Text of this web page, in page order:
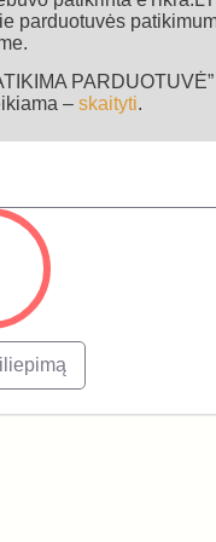
parduotuvės
PARDUOTUVĖ”
– skaityti.